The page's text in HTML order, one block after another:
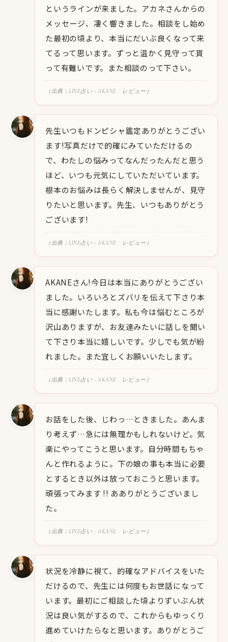
というラインが来ました。アカネさんからの
メッセージ、凄く響きました。相談をし始め
た最初の頃より、本当にだいぶ良くなって来
てるって思います。ずっと温かく見守って貰
って有難いです。また相談のって下さい。
（出典：LINE占い - AKANE レビュー）
先生いつもドンピシャ鑑定ありがとうござい
ます!写真だけで的確にみていただけるの
で、わたしの悩みってなんだったんだと思う
ほど、いつも元気にしていただいています。
根本のお悩みは長らく解決しませんが、見守
りたいと思います。先生、いつもありがとう
ございます!
（出典：LINE占い - AKANE レビュー）
AKANEさん!今日は本当にありがとうござい
ました。いろいろとズバリを伝えて下さり本
当に感謝いたします。私も今は悩むところが
沢山ありますが、お友達みたいに話しを聞い
て下さり本当に嬉しいです。少しでも気が紛
れました。また宜しくお願いいたします。
（出典：LINE占い - AKANE レビュー）
お話をした後、じわっ…ときました。あんま
り考えず…急には無理かもしれないけど。気
楽にやってこうと思います。自分時間もちゃ
んと作れるように。下の娘の事も本当に必要
とするとき以外は放っておこうと思います。
頑張ってみます !! あありがとうございまし
た。
（出典：LINE占い - AKANE レビュー）
状況を冷静に視て、的確なアドバイスをいた
だけるので、先生には何度もお世話になって
います。最初にご相談した頃よりずいぶん状
況は良い気がするので、これからもゆっくり
進めていけたらなと思います。ありがとうご